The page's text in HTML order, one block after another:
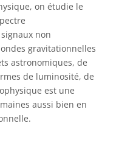
on étudie le
non
gravitationnelles
astronomiques, de
de luminosité, de
est une
aussi bien en